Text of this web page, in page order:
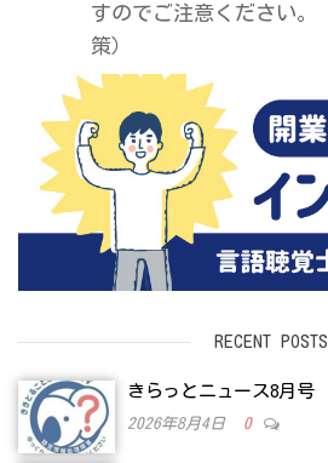
すのでご注意ください。
策）
RECENT POSTS
きらっとニュース8月号
2026年8月4日 0